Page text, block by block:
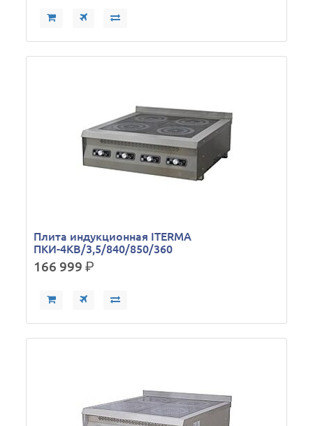
Плита индукционная ITERMA
ПКИ-4КВ/3,5/840/850/360
166 999р.